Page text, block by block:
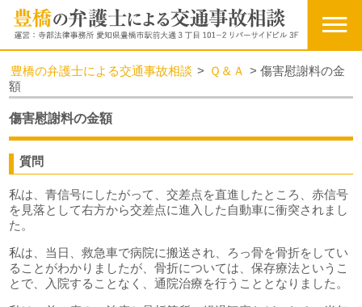
豊橋の弁護士による交通事故相談 > Ｑ＆Ａ >傷害慰謝料の金
額
傷害慰謝料の金額
質問
私は、青信号にしたがって、交差点を直進したところ、赤信号
を見落として右方から交差点に進入した自動車に衝突されまし
た。
私は、当日、救急車で病院に搬送され、ろっ骨を骨折をしてい
ることがわかりましたが、骨折については、保存療法というこ
とで、入院することなく、通院治療を行うこととなりました。